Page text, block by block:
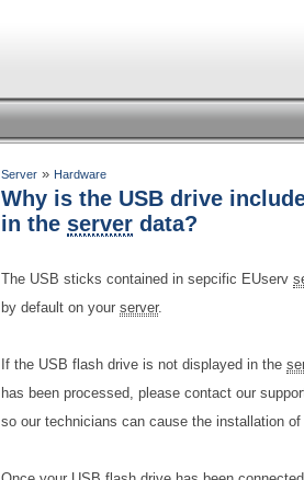
Server » Hardware
Why is the USB drive
in the server data?
The USB sticks contained in sepcific EUserv
by default on your server.
If the USB flash drive is not displayed in the
has been processed, please contact our
so our technicians can cause the installation of